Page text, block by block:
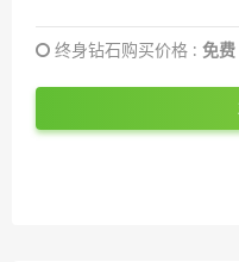
终身钻石购买价格 : 免费